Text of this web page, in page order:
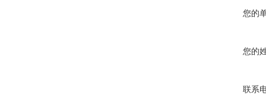
您的
您的
联系